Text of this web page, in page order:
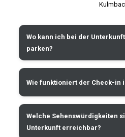
Wo kann ich bei der
parken?
Wie funktioniert der Check-in
Welche Sehenswürdigkeiten
Unterkunft erreichbar?